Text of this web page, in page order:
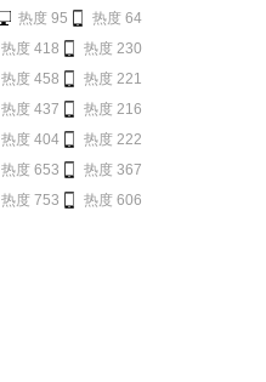
热度 64
热度 95
热度 230
热度 418
热度 221
热度 458
热度 216
热度 437
热度 222
热度 404
热度 367
热度 653
热度 606
热度 753